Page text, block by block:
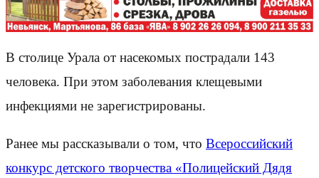
В столице Урала от насекомых пострадали 143
человека. При этом заболевания клещевыми
инфекциями не зарегистрированы.
Ранее мы рассказывали о том, что Всероссийский
конкурс детского творчества «Полицейский Дядя